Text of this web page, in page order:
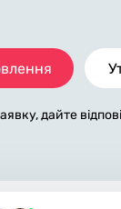
дайте